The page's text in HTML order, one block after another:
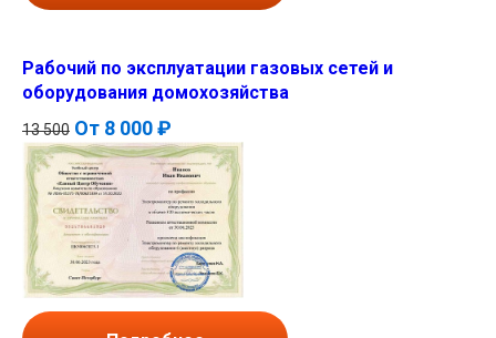
Рабочий по эксплуатации газовых сетей и
оборудования домохозяйства
13 500 От 8 000 ₽